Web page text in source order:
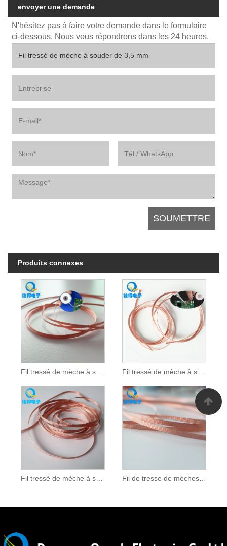
envoyer une demande
N'hésitez pas à faire votre demande dans le formulaire
ci-dessous. Nous vous répondrons dans les 24 heures.
Produits connexes
Fil tressé de mèche à souder de 1,5 mm Fil tressé de mèche à souder de 2,5 mm
Fil tressé de mèche à souder de 3,0 mm